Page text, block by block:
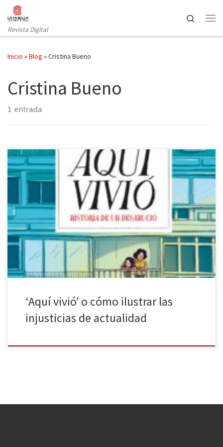
Saltar al contenido
Revista Digital
Search
Inicio »Blog »Cristina Bueno
Cristina Bueno
1 entrada
Isaac Rosa y Cristina Bueno nos traen, de la mano de la editorial
Nube de Tinta, Aquí vivió. Historia de un desahucio, una novela
gráfica de absoluta actualidad, con el punto de mira en un tema
que sigue candente, a pesar de que se hable menos de él en los
[…]
‘Aquí vivió’ o cómo ilustrar las
injusticias de actualidad